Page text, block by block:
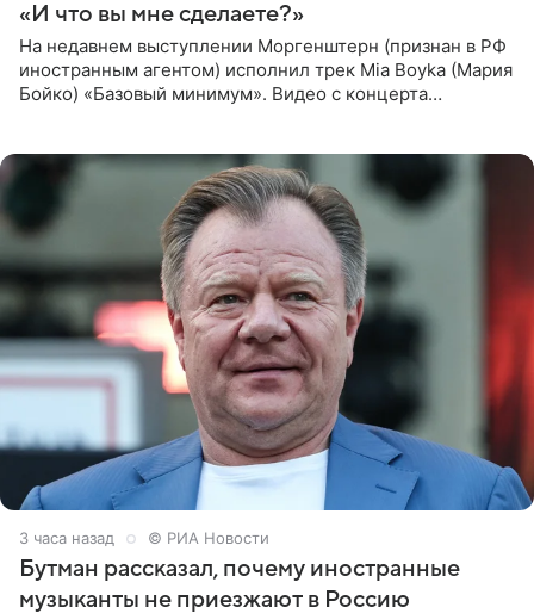
«И что вы мне сделаете?»
На недавнем выступлении Моргенштерн (признан в РФ
иностранным агентом) исполнил трек Mia Boyka (Мария
Бойко) «Базовый минимум». Видео с концерта
3 часа назад © РИА Новости
Бутман рассказал, почему иностранные
музыканты не приезжают в Россию